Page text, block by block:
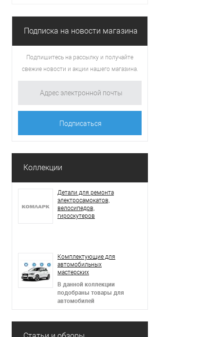
Подписка на новости магазина
Подпишитесь на рассылку и получайте
свежие новости и акции нашего магазина.
Коллекции
Детали для ремонта
электросамокатов,
велосипедов,
гироскутеров
электровелосипедов,
сигвеев
Комплектующие для
автомобильных
мастерских
В данной коллекции
подобраны товары для
автомобилей